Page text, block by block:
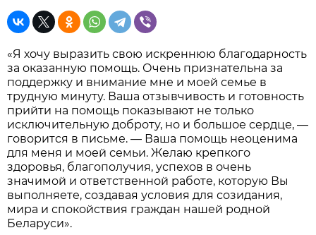
«Я хочу выразить свою искреннюю благодарность
за оказанную помощь. Очень признательна за
поддержку и внимание мне и моей семье в
трудную минуту. Ваша отзывчивость и готовность
прийти на помощь показывают не только
исключительную доброту, но и большое сердце, —
говорится в письме. — Ваша помощь неоценима
для меня и моей семьи. Желаю крепкого
здоровья, благополучия, успехов в очень
значимой и ответственной работе, которую Вы
выполняете, создавая условия для созидания,
мира и спокойствия граждан нашей родной
Беларуси».